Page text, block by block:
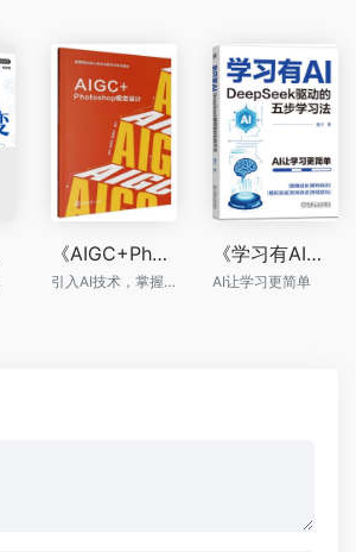
《AIGC+Photoshop视觉设计》
引入AI技术，掌握Photoshop视觉设计的精髓
《学习有AI：DeepSeek驱动的五步学习法》
AI让学习更简单